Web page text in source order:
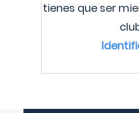
tienes que ser